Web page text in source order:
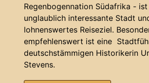
Regenbogennation Südafrika -
unglaublich interessante Stadt
lohnenswertes Reiseziel.
empfehlenswert ist eine
deutschstämmigen Historikerin
Stevens.